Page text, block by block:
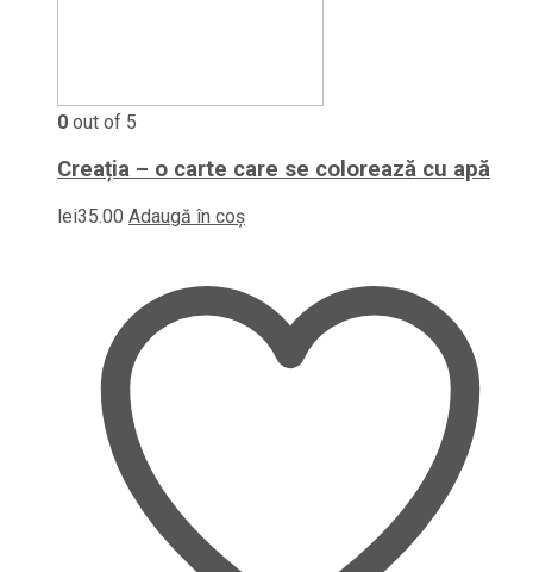
0 out of 5
Creația – o carte care se colorează cu apă
lei35.00 Adaugă în coș